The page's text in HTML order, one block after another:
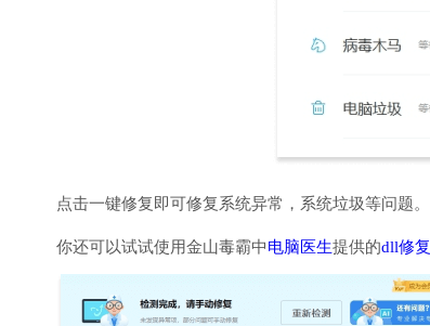
点击一键修复即可修复系统异常，系统垃圾等问题。
你还可以试试使用金山毒霸中电脑医生提供的dll修复